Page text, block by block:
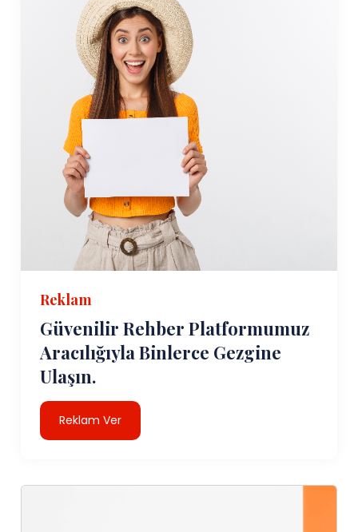
Reklam
Güvenilir Rehber Platformumuz
Aracılığıyla Binlerce Gezgine
Ulaşın.
Reklam Ver